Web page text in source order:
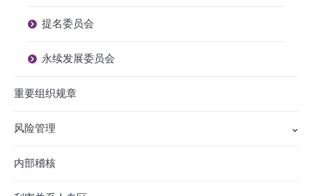
提名委员会
永续发展委员会
重要组织规章
风险管理
内部稽核